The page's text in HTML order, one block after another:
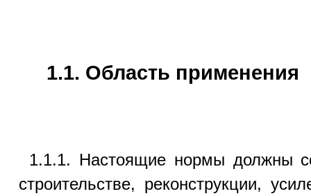
1.1. Область применения
1.1.1. Настоящие нормы должны
строительстве, реконструкции,